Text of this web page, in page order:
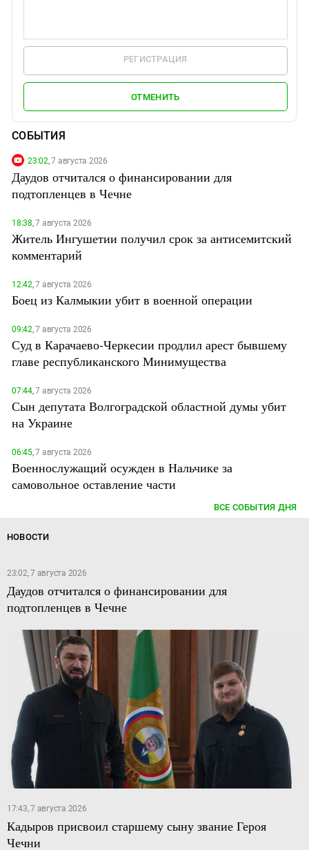
РЕГИСТРАЦИЯ
ОТМЕНИТЬ
СОБЫТИЯ
23:02,7 августа 2026
Даудов отчитался о финансировании для
подтопленцев в Чечне
18:38,7 августа 2026
Житель Ингушетии получил срок за антисемитский
комментарий
12:42,7 августа 2026
Боец из Калмыкии убит в военной операции
09:42,7 августа 2026
Суд в Карачаево-Черкесии продлил арест бывшему
главе республиканского Минимущества
07:44,7 августа 2026
Сын депутата Волгоградской областной думы убит
на Украине
06:45,7 августа 2026
Военнослужащий осужден в Нальчике за
самовольное оставление части
ВСЕ СОБЫТИЯ ДНЯ
НОВОСТИ
23:02, 7 августа 2026
Даудов отчитался о финансировании для
подтопленцев в Чечне
17:43, 7 августа 2026
Кадыров присвоил старшему сыну звание Героя
Чечни